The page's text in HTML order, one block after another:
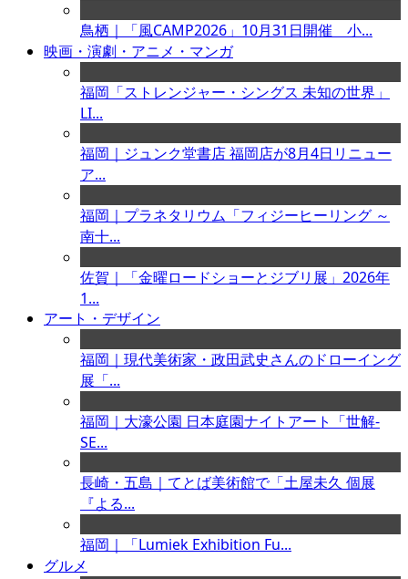
鳥栖｜「風CAMP2026」10月31日開催 小...
映画・演劇・アニメ・マンガ
福岡「ストレンジャー・シングス 未知の世界」
LI...
福岡｜ジュンク堂書店 福岡店が8月4日リニュー
ア...
福岡｜プラネタリウム「フィジーヒーリング ～
南十...
佐賀｜「金曜ロードショーとジブリ展」2026年
1...
アート・デザイン
福岡｜現代美術家・政田武史さんのドローイング
展「...
福岡｜大濠公園 日本庭園ナイトアート「世解-
SE...
長崎・五島｜てとば美術館で「土屋未久 個展
『よる...
福岡｜「Lumiek Exhibition Fu...
グルメ